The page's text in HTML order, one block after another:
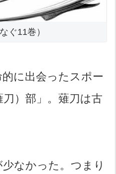
ぐ11巻）
に出会ったスポー
）部」。薙刀は古
なかった。つまり